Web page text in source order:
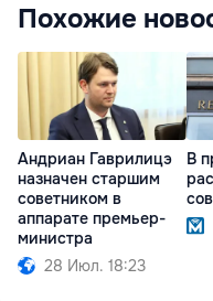
Похожие
Андриан Гаврилицэ
назначен старшим
советником в
аппарате премьер-
министра
28 Июл. 18:23
В